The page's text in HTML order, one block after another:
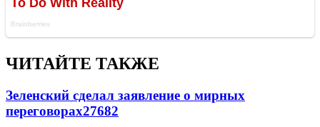
ЧИТАЙТЕ ТАКЖЕ
Зеленский сделал заявление о мирных
переговорах27682